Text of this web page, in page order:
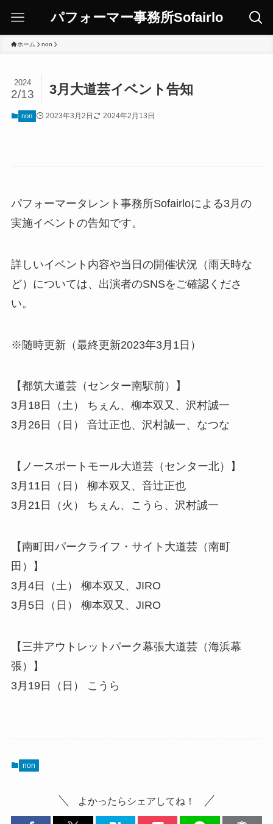
パフォーマー事務所Sofairlo
ホーム non
3月大道芸イベント告知
2024
2/13
non 2023年3月2日 2024年2月13日
パフォーマータレント事務所Sofairloによる3月の
実施イベントの告知です。
詳しいイベント内容や当日の開催状況（雨天時な
ど）については、出演者のSNSをご確認くださ
い。
※随時更新（最終更新2023年3月1日）
【都筑大道芸（センター南駅前）】
3月18日（土） ちぇん、柳本双又、沢村誠一
3月26日（日） 音辻正也、沢村誠一、なつな
【ノースポートモール大道芸（センター北）】
3月11日（日） 柳本双又、音辻正也
3月21日（火） ちぇん、こうら、沢村誠一
【南町田パークライフ・サイト大道芸（南町
田）】
3月4日（土） 柳本双又、JIRO
3月5日（日） 柳本双又、JIRO
【三井アウトレットパーク幕張大道芸（海浜幕
張）】
3月19日（日） こうら
non
よかったらシェアしてね！